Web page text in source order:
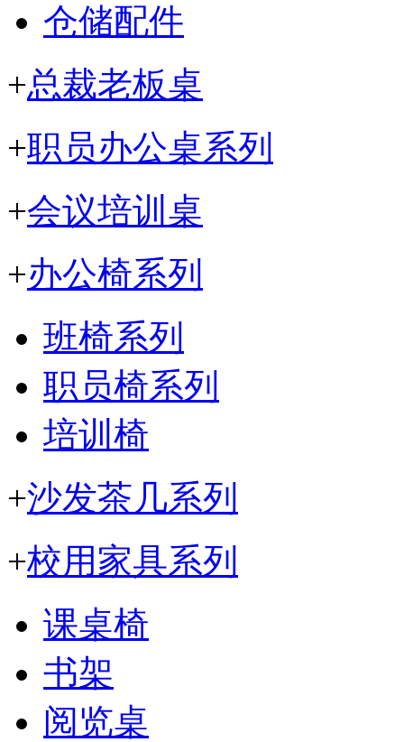
仓储配件
+总裁老板桌
+职员办公桌系列
+会议培训桌
+办公椅系列
班椅系列
职员椅系列
培训椅
+沙发茶几系列
+校用家具系列
课桌椅
书架
阅览桌